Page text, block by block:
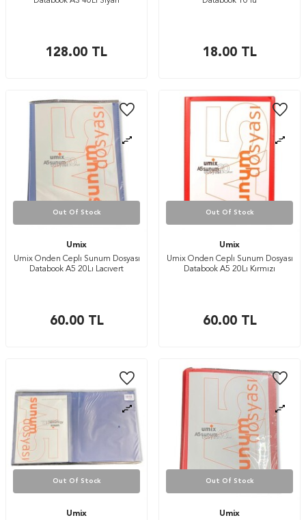
128.00 TL 18.00TL
Out Of Stock
Umix
Umix Onden Ceplı Sunum Dosyası
Databook A5 20Lı Lacıvert
60.00TL
Out Of Stock
Umix
Umix Onden Ceplı Sunum Dosyası
Databook A5 20Lı Kırmızı
60.00TL
Out Of Stock
Umix
Out Of Stock
Umix